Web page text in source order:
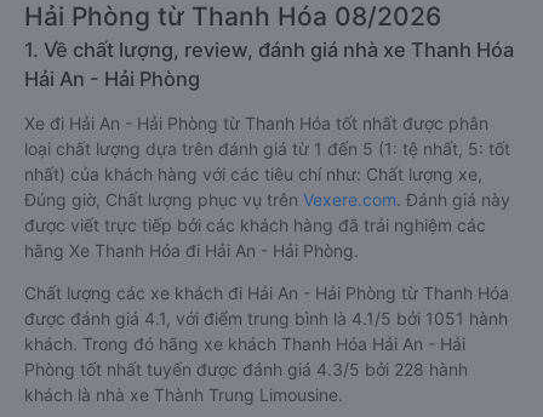
Hải Phòng từ Thanh Hóa 08/2026
1. Về chất lượng, review, đánh giá nhà xe Thanh Hóa
Hải An - Hải Phòng
Xe đi Hải An - Hải Phòng từ Thanh Hóa tốt nhất được phân
loại chất lượng dựa trên đánh giá từ 1 đến 5 (1: tệ nhất, 5: tốt
nhất) của khách hàng với các tiêu chí như: Chất lượng xe,
Đúng giờ, Chất lượng phục vụ trên Vexere.com. Đánh giá này
được viết trực tiếp bởi các khách hàng đã trải nghiệm các
hãng Xe Thanh Hóa đi Hải An - Hải Phòng.
Chất lượng các xe khách đi Hải An - Hải Phòng từ Thanh Hóa
được đánh giá 4.1, với điểm trung bình là 4.1/5 bởi 1051 hành
khách. Trong đó hãng xe khách Thanh Hóa Hải An - Hải
Phòng tốt nhất tuyến được đánh giá 4.3/5 bởi 228 hành
khách là nhà xe Thành Trung Limousine.